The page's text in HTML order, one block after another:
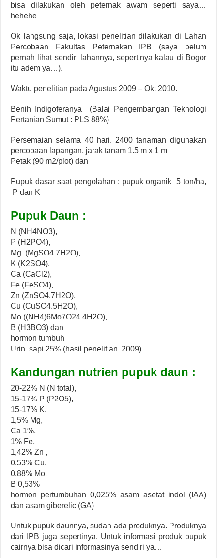
bisa dilakukan oleh peternak awam seperti saya…
hehehe
Ok langsung saja, lokasi penelitian dilakukan di Lahan
Percobaan Fakultas Peternakan IPB (saya belum
pernah lihat sendiri lahannya, sepertinya kalau di Bogor
itu adem ya…).
Waktu penelitian pada Agustus 2009 – Okt 2010.
Benih Indigoferanya (Balai Pengembangan Teknologi
Pertanian Sumut : PLS 88%)
Persemaian selama 40 hari. 2400 tanaman digunakan
percobaan lapangan, jarak tanam 1.5 m x 1 m
Petak (90 m2/plot) dan
Pupuk dasar saat pengolahan : pupuk organik 5 ton/ha,
P dan K
Pupuk Daun :
N (NH4NO3),
P (H2PO4),
Mg (MgSO4.7H2O),
K (K2SO4),
Ca (CaCl2),
Fe (FeSO4),
Zn (ZnSO4.7H2O),
Cu (CuSO4.5H2O),
Mo ((NH4)6Mo7O24.4H2O),
B (H3BO3) dan
hormon tumbuh
Urin sapi 25% (hasil penelitian 2009)
Kandungan nutrien pupuk daun :
20-22% N (N total),
15-17% P (P2O5),
15-17% K,
1,5% Mg,
Ca 1%,
1% Fe,
1,42% Zn ,
0,53% Cu,
0,88% Mo,
B 0,53%
hormon pertumbuhan 0,025% asam asetat indol (IAA)
dan asam giberelic (GA)
Untuk pupuk daunnya, sudah ada produknya. Produknya
dari IPB juga sepertinya. Untuk informasi produk pupuk
cairnya bisa dicari informasinya sendiri ya…